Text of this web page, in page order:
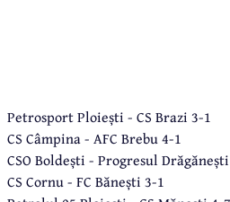
Petrosport Ploiești - CS Brazi 3-1
CS Câmpina - AFC Brebu 4-1
CSO Boldești - Progresul
CS Cornu - FC Bănești 3-1